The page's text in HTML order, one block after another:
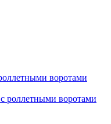
воротами